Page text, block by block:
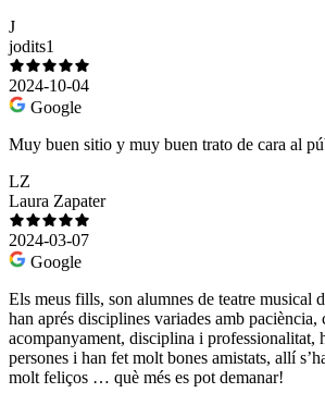
J
jodits1
2024-10-04
Google
Muy buen sitio y muy buen trato de cara al
LZ
Laura Zapater
2024-03-07
Google
Els meus fills, son alumnes de teatre musical
han aprés disciplines variades amb paciència,
acompanyament, disciplina i professionalitat,
persones i han fet molt bones amistats, allí
molt feliços … què més es pot demanar!